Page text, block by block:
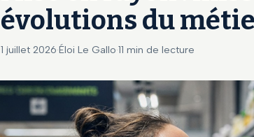
évolutions du
1 juillet 2026·Éloi Le Gallo·11 min de lecture